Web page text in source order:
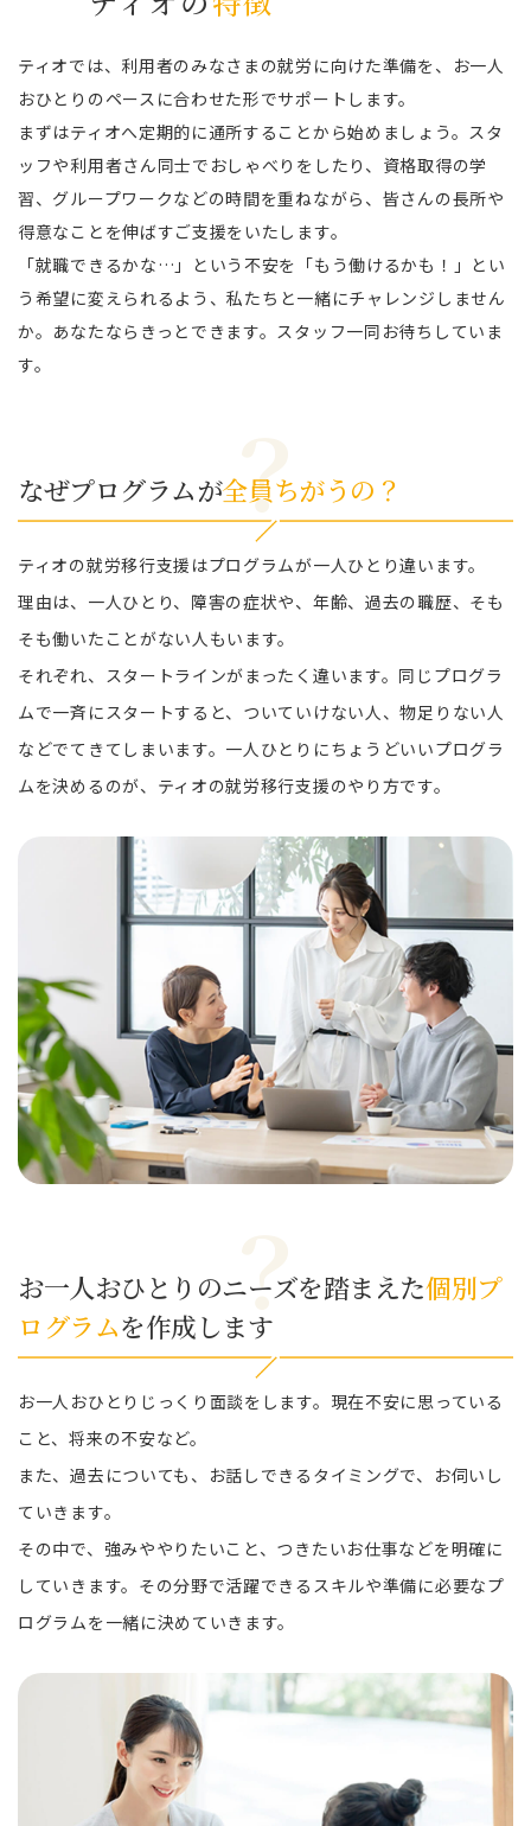
ティオでは、利用者のみなさまの就労に向けた準備を、お一人
おひとりのペースに合わせた形でサポートします。
まずはティオへ定期的に通所することから始めましょう。スタ
ッフや利用者さん同士でおしゃべりをしたり、 資格取得の学
習、グループワークなどの時間を重ねながら、皆さんの長所や
得意なことを伸ばすご支援をいたします。
「就職できるかな…」という不安を「もう働けるかも！」とい
う希望に変えられるよう、私たちと一緒にチャレンジしません
か。あなたならきっとできます。スタッフ一同お待ちしていま
す。
なぜプログラムが全員ちがうの？
ティオの就労移行支援はプログラムが一人ひとり違います。
理由は、一人ひとり、障害の症状や、年齢、過去の職歴、そも
そも働いたことがない人もいます。
それぞれ、スタートラインがまったく違います。同じプログラ
ムで一斉にスタートすると、ついていけない人、物足りない人
などでてきてしまいます。一人ひとりにちょうどいいプログラ
ムを決めるのが、ティオの就労移行支援のやり方です。
お一人おひとりのニーズを踏まえた個別プ
ログラムを作成します
お一人おひとりじっくり面談をします。現在不安に思っている
こと、将来の不安など。
また、過去についても、お話しできるタイミングで、お伺いし
ていきます。
その中で、強みややりたいこと、つきたいお仕事などを明確に
していきます。その分野で活躍できるスキルや準備に必要なプ
ログラムを一緒に決めていきます。